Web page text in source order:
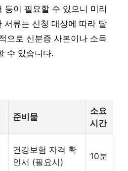
등이 필요할 수 있으니 미리
서류는 신청 대상에 따라 달
으로 신분증 사본이나 소득
수 있습니다.
준비물
소요
시간
건강보험 자격 확
인서 (필요시)
10분